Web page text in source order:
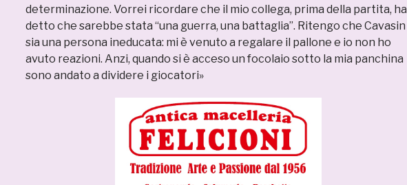
determinazione. Vorrei ricordare che il mio collega, prima della partita, ha
detto che sarebbe stata “una guerra, una battaglia”. Ritengo che Cavasin
sia una persona ineducata: mi è venuto a regalare il pallone e io non ho
avuto reazioni. Anzi, quando si è acceso un focolaio sotto la mia panchina
sono andato a dividere i giocatori»